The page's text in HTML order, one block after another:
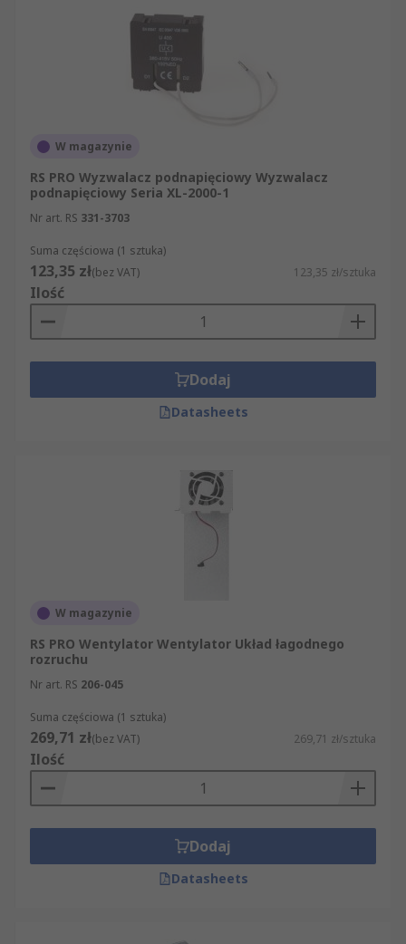
W magazynie
RS PRO Wyzwalacz podnapięciowy Wyzwalacz
podnapięciowy Seria XL-2000-1
Nr art. RS 331-3703
Suma częściowa (1 sztuka)
123,35 zł(bez VAT) 123,35 zł/sztuka
Ilość
Dodaj
Datasheets
W magazynie
RS PRO Wentylator Wentylator Układ łagodnego
rozruchu
Nr art. RS 206-045
Suma częściowa (1 sztuka)
269,71 zł(bez VAT) 269,71 zł/sztuka
Ilość
Dodaj
Datasheets